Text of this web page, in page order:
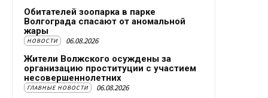
Обитателей зоопарка в парке
Волгограда спасают от аномальной
жары
НОВОСТИ 06.08.2026
Жители Волжского осуждены за
организацию проституции с участием
несовершеннолетних
ГЛАВНЫЕ НОВОСТИ 06.08.2026